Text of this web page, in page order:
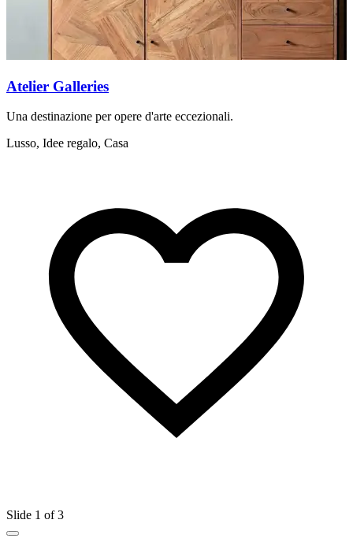
Atelier Galleries
Una destinazione per opere d'arte eccezionali.
Lusso, Idee regalo, Casa
Slide 1 of 3